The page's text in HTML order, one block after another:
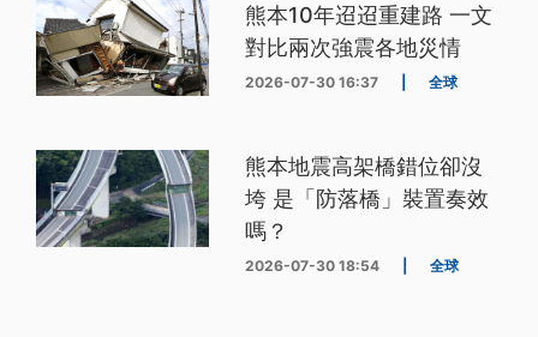
熊本10年迢迢重建路 一文
對比兩次強震各地災情
2026-07-30 16:37 全球
熊本地震高架橋錯位卻沒
垮 是「防落橋」裝置奏效
嗎？
2026-07-30 18:54 全球